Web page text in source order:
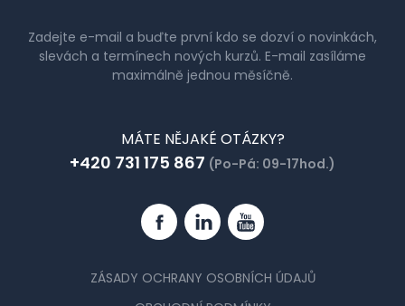
Zadejte e-mail a buďte první kdo se dozví o novinkách,
slevách a termínech nových kurzů. E-mail zasíláme
maximálně jednou měsíčně.
MÁTE NĚJAKÉ OTÁZKY?
+420 731 175 867 (Po-Pá: 09-17hod.)
FacebookLinkedinYouTube
ZÁSADY OCHRANY OSOBNÍCH ÚDAJŮ